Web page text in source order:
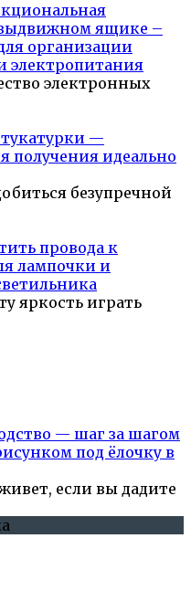
ящике –
организации
электропитания
электронных
—
получения идеально
безупречной
провода к
лампочки и
яркость играть
— шаг за шагом
под ёлочку в
если вы дадите